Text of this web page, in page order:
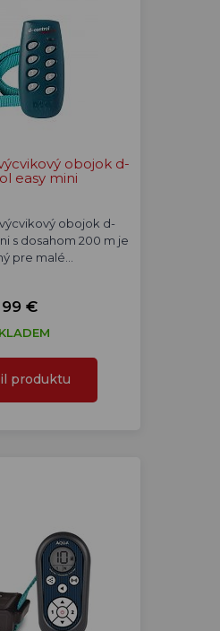
obojok d-
easy mini
obojok d-
s dosahom 200 m je
pre malé…
99 €
produktu